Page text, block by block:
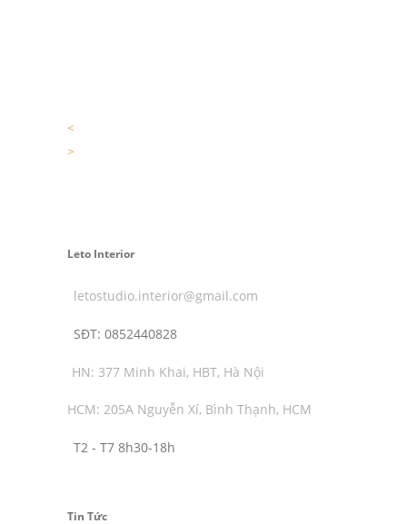
<
>
Leto Interior
letostudio.interior@gmail.com
SĐT: 0852440828
HN: 377 Minh Khai, HBT, Hà Nội
HCM: 205A Nguyễn Xí, Bình Thạnh, HCM
T2 - T7 8h30-18h
Tin Tức